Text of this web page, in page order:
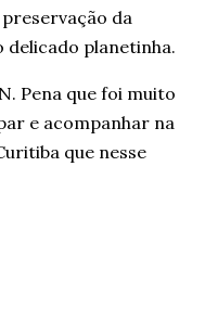
da
delicado planetinha.
Pena que foi muito
e acompanhar na
que nesse